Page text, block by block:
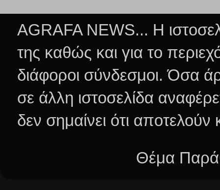
AGRAFA NEWS... Η
της καθώς και για το
διάφοροι σύνδεσμοι.Όσα
σε άλλη ιστοσελίδα
δεν σημαίνει ότι
Θέμα